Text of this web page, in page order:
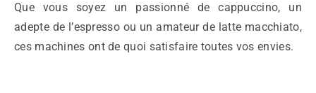
Que vous soyez un passionné de cappuccino, un
adepte de l’espresso ou un amateur de latte macchiato,
ces machines ont de quoi satisfaire toutes vos envies.